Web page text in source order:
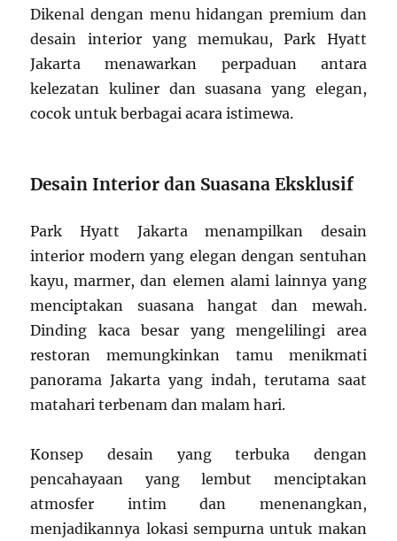
Dikenal dengan menu hidangan premium dan
desain interior yang memukau, Park Hyatt
Jakarta menawarkan perpaduan antara
kelezatan kuliner dan suasana yang elegan,
cocok untuk berbagai acara istimewa.
Desain Interior dan Suasana Eksklusif
Park Hyatt Jakarta menampilkan desain
interior modern yang elegan dengan sentuhan
kayu, marmer, dan elemen alami lainnya yang
menciptakan suasana hangat dan mewah.
Dinding kaca besar yang mengelilingi area
restoran memungkinkan tamu menikmati
panorama Jakarta yang indah, terutama saat
matahari terbenam dan malam hari.
Konsep desain yang terbuka dengan
pencahayaan yang lembut menciptakan
atmosfer intim dan menenangkan,
menjadikannya lokasi sempurna untuk makan